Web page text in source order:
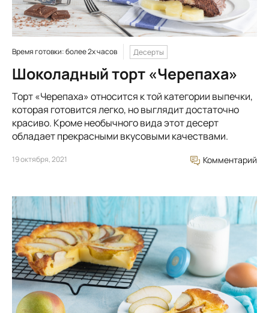
Время готовки: более 2х часов Десерты
Шоколадный торт «Черепаха»
Торт «Черепаха» относится к той категории выпечки,
которая готовится легко, но выглядит достаточно
красиво. Кроме необычного вида этот десерт
обладает прекрасными вкусовыми качествами.
19 октября, 2021 Комментарий